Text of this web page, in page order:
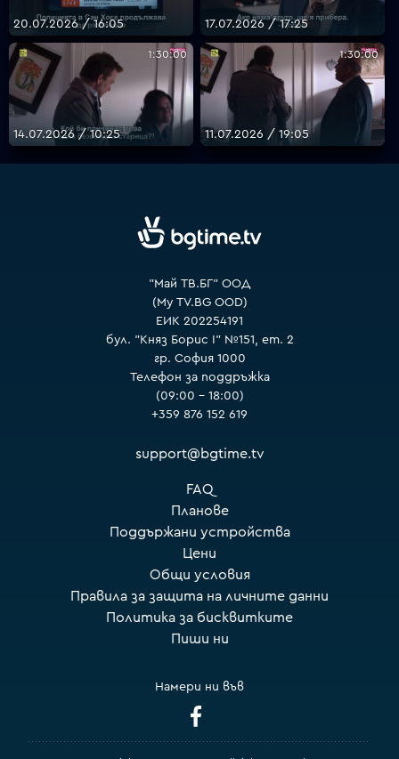
20.07.2026 / 16:05 17.07.2026 / 17:25
1:30:00
14.07.2026 / 10:25
1:30:00
11.07.2026 / 19:05
"Май ТВ.БГ" ООД
(My TV.BG OOD)
ЕИК 202254191
бул. "Княз Борис I" №151, ет. 2
гр. София 1000
Телефон за поддръжка
(09:00 – 18:00)
+359 876 152 619
support@bgtime.tv
FAQ
Планове
Поддържани устройства
Цени
Общи условия
Правила за защита на личните данни
Политика за бисквитките
Пиши ни
Намери ни във